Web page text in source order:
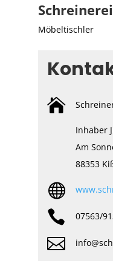
Möbeltischler

Inhaber
Am
88353

 07563/
